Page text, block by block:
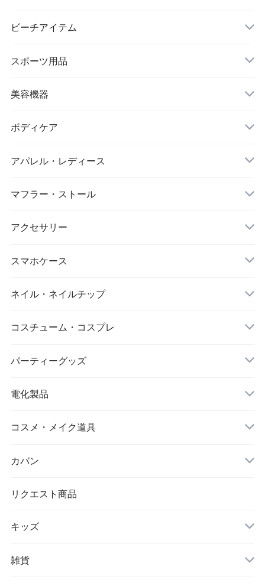
ビキニ
ハイネックビキニ
ビーチアイテム
ビーチサンダル
ヌードブラ
カーディガン・羽織
ステッカー
スポーツ用品
サウナスーツ
スイムウェア
スポーツブラ
レギンス・スパッツ
スポーツウェアセット
美容機器
脱毛器
ボディケア
リップ・唇
マスク
ダイエット
アイマスク
靴下・ソックス
シワ取りテープ
アパレル・レディース
レッグウォーマー
マフラー・ストール
大判ストール
アクセサリー
キーホルダー
スマホケース
iPhone
ネイル・ネイルチップ
コスチューム・コスプレ
クリスマス
パーティーグッズ
電化製品
ドローン
コスメ・メイク道具
メイクブラシ
シワ取りテープ
カバン
トートバッグ
リュック
クラッチバッグ
リクエスト商品
キッズ
アウター(女の子)
雑貨